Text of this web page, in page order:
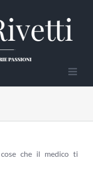
che il medico ti